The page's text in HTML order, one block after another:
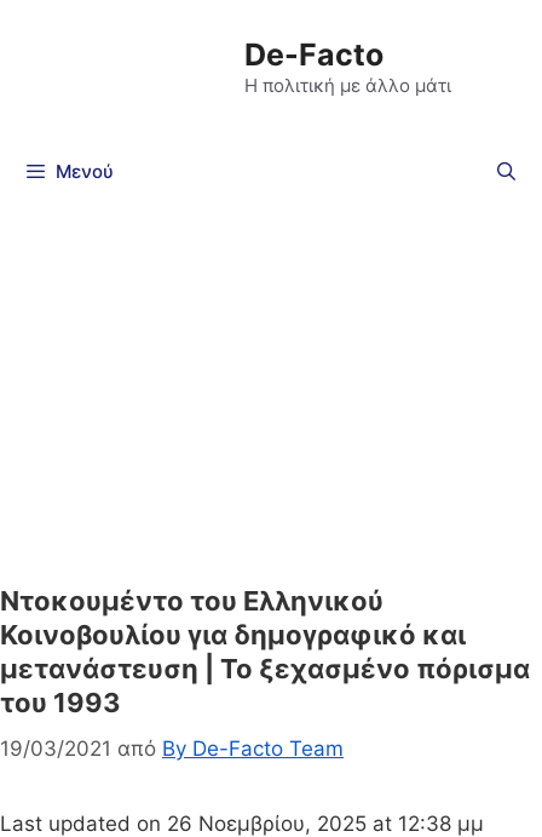
De-Facto
Η πολιτική με άλλο μάτι
Μενού
Ντοκουμέντο του Ελληνικού
Κοινοβουλίου για δημογραφικό και
μετανάστευση | Το ξεχασμένο πόρισμα
του 1993
19/03/2021 από By De-Facto Team
Last updated on 26 Νοεμβρίου, 2025 at 12:38 μμ